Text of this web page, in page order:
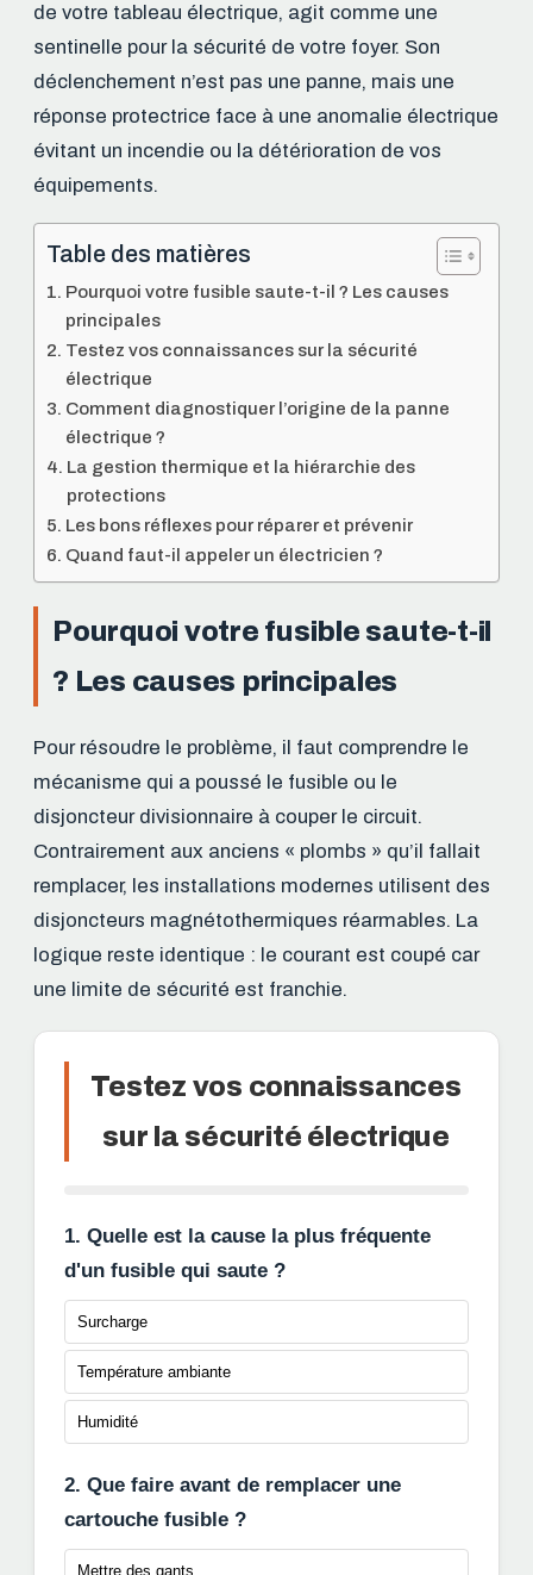
de votre tableau électrique, agit comme une
sentinelle pour la sécurité de votre foyer. Son
déclenchement n’est pas une panne, mais une
réponse protectrice face à une anomalie électrique
évitant un incendie ou la détérioration de vos
équipements.
Table des matières
Pourquoi votre fusible saute-t-il ? Les causes
principales
Testez vos connaissances sur la sécurité
électrique
Comment diagnostiquer l’origine de la panne
électrique ?
La gestion thermique et la hiérarchie des
protections
Les bons réflexes pour réparer et prévenir
Quand faut-il appeler un électricien ?
Pourquoi votre fusible saute-t-il
? Les causes principales
Pour résoudre le problème, il faut comprendre le
mécanisme qui a poussé le fusible ou le
disjoncteur divisionnaire à couper le circuit.
Contrairement aux anciens « plombs » qu’il fallait
remplacer, les installations modernes utilisent des
disjoncteurs magnétothermiques réarmables. La
logique reste identique : le courant est coupé car
une limite de sécurité est franchie.
Testez vos connaissances
sur la sécurité électrique
1. Quelle est la cause la plus fréquente
d'un fusible qui saute ?
Surcharge
Température ambiante
Humidité
2. Que faire avant de remplacer une
cartouche fusible ?
Mettre des gants